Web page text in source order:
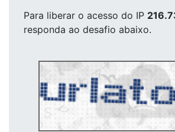
Para liberar o acesso do IP
responda ao desafio abaixo.